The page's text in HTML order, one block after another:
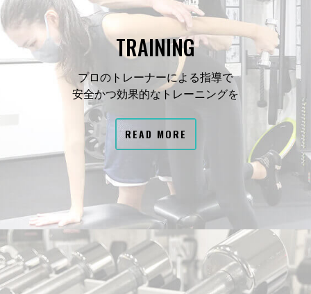
TRAINING
プロのトレーナーによる指導で
安全かつ効果的なトレーニングを
READ MORE